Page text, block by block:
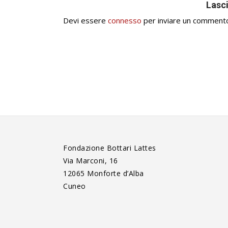
Devi essere connesso per inviare un
Fondazione Bottari Lattes
Via Marconi, 16
12065 Monforte d’Alba
Cuneo